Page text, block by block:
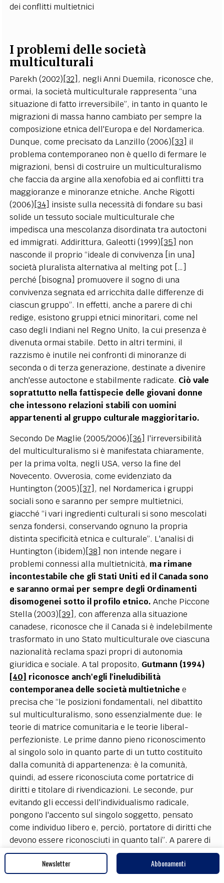
dei conflitti multietnici
I problemi delle società
multiculturali
Parekh (2002)[32] , negli Anni Duemila, riconosce che,
ormai, la società multiculturale rappresenta “una
situazione di fatto irreversibile”, in tanto in quanto le
migrazioni di massa hanno cambiato per sempre la
composizione etnica dell'Europa e del Nordamerica.
Dunque, come precisato da Lanzillo (2006)[33] il
problema contemporaneo non è quello di fermare le
migrazioni, bensì di costruire un multiculturalismo
che faccia da argine alla xenofobia ed ai conflitti tra
maggioranze e minoranze etniche. Anche Rigotti
(2006)[34] insiste sulla necessità di fondare su basi
solide un tessuto sociale multiculturale che
impedisca una mescolanza disordinata tra autoctoni
ed immigrati. Addirittura, Galeotti (1999)[35] non
nasconde il proprio “ideale di convivenza [in una]
società pluralista alternativa al melting pot […]
perché [bisogna] promuovere il sogno di una
convivenza segnata ed arricchita dalle differenze di
ciascun gruppo”. In effetti, anche a parere di chi
redige, esistono gruppi etnici minoritari, come nel
caso degli Indiani nel Regno Unito, la cui presenza è
divenuta ormai stabile. Detto in altri termini, il
razzismo è inutile nei confronti di minoranze di
seconda o di terza generazione, destinate a divenire
anch'esse autoctone e stabilmente radicate. Ciò vale
soprattutto nella fattispecie delle giovani donne
che intessono relazioni stabili con uomini
appartenenti al gruppo culturale maggioritario.
Secondo De Maglie (2005/2006)[36] l'irreversibilità
del multiculturalismo si è manifestata chiaramente,
per la prima volta, negli USA, verso la fine del
Novecento. Ovverosia, come evidenziato da
Huntington (2005)[37] , nel Nordamerica i gruppi
sociali sono e saranno per sempre multietnici,
giacché “i vari ingredienti culturali si sono mescolati
senza fondersi, conservando ognuno la propria
distinta specificità etnica e culturale”. L'analisi di
Huntington (ibidem)[38] non intende negare i
problemi connessi alla multietnicità, ma rimane
incontestabile che gli Stati Uniti ed il Canada sono
e saranno ormai per sempre degli Ordinamenti
disomogenei sotto il profilo etnico. Anche Piccone
Stella (2003)[39] , con afferenza alla situazione
canadese, riconosce che il Canada si è indelebilmente
trasformato in uno Stato multiculturale ove ciascuna
nazionalità reclama spazi propri di autonomia
giuridica e sociale. A tal proposito, Gutmann (1994)
[40] riconosce anch'egli l'ineludibilità
contemporanea delle società multietniche e
precisa che “le posizioni fondamentali, nel dibattito
sul multiculturalismo, sono essenzialmente due: le
teorie di matrice comunitaria e le teorie liberal-
perfezioniste. Le prime danno pieno riconoscimento
al singolo solo in quanto parte di un tutto costituito
dalla comunità di appartenenza: è la comunità,
quindi, ad essere riconosciuta come portatrice di
diritti e titolare di rivendicazioni. Le seconde, pur
evitando gli eccessi dell'individualismo radicale,
pongono l'accento sul singolo soggetto, pensato
come individuo libero e, perciò, portatore di diritti che
devono essere riconosciuti in quanto tali”. A parere di
chi scrive, la distinzione di Gutmann (ibidem)[41]tra
teorie comunitarie e teorie liberal-perfezioniste è
superflua sotto il profilo pratico. L'essenziale, come
Newsletter Abbonamenti